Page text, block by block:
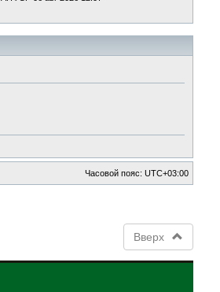
Часовой пояс:UTC+03:00
Вверх